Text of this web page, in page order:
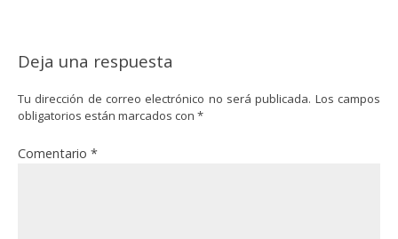
Deja una respuesta
Tu dirección de correo electrónico no será publicada. Los campos
obligatorios están marcados con *
Comentario *